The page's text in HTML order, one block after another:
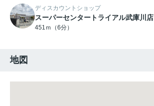
ディスカウントショップ
スーパーセンタートライアル武庫川店
451ｍ（6分）
地図